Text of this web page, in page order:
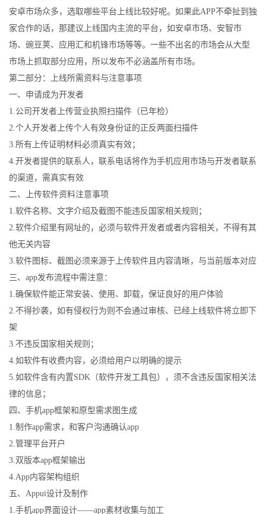
安卓市场众多，选取哪些平台上线比较好呢。如果此APP不牵扯到独
家合作的话，那建议上线国内主流的平台，如安卓市场、安智市
场、豌豆荚、应用汇和机锋市场等等。一些不出名的市场会从大型
市场上抓取部分应用，所以发布不必涵盖所有市场。
第二部分：上线所需资料与注意事项
一、申请成为开发者
1.公司开发者上传营业执照扫描件（已年检）
2.个人开发者上传个人有效身份证的正反两面扫描件
3.所有上传证明材料必须真实有效；
4.开发者提供的联系人，联系电话将作为手机应用市场与开发者联系
的渠道，需真实有效
二、上传软件资料注意事项
1.软件名称、文字介绍及截图不能违反国家相关规则；
2.软件介绍里有网址的，必须与软件开发者或者内容相关，不得有其
他无关内容
3.软件图标、截图必须来源于上传软件且内容清晰，与当前版本对应
三、app发布流程中需注意：
1.确保软件能正常安装、使用、卸载，保证良好的用户体验
2.不得抄袭，如有侵权行为则不会通过审核、已经上线软件将立即下
架
3.不违反国家相关规则；
4.如软件有收费内容，必须给用户以明确的提示
5.如软件含有内置SDK（软件开发工具包），须不含违反国家相关法
律的信息；
四、手机app框架和原型需求图生成
1.制作app需求，和客户沟通确认app
2.管理平台开户
3.双版本app框架输出
4.App内容架构组织
五、Appui设计及制作
1.手机app界面设计——app素材收集与加工